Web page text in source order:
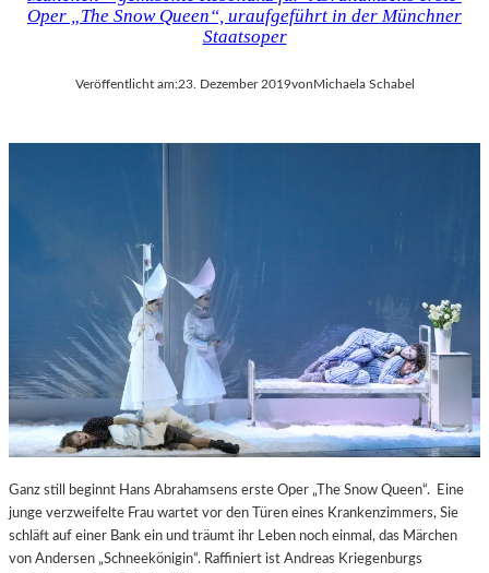
Oper „The Snow Queen“, uraufgeführt in der Münchner
Staatsoper
Veröffentlicht am:23. Dezember 2019vonMichaela Schabel
Ganz still beginnt Hans Abrahamsens erste Oper „The Snow Queen“. Eine
junge verzweifelte Frau wartet vor den Türen eines Krankenzimmers, Sie
schläft auf einer Bank ein und träumt ihr Leben noch einmal, das Märchen
von Andersen „Schneekönigin“. Raffiniert ist Andreas Kriegenburgs